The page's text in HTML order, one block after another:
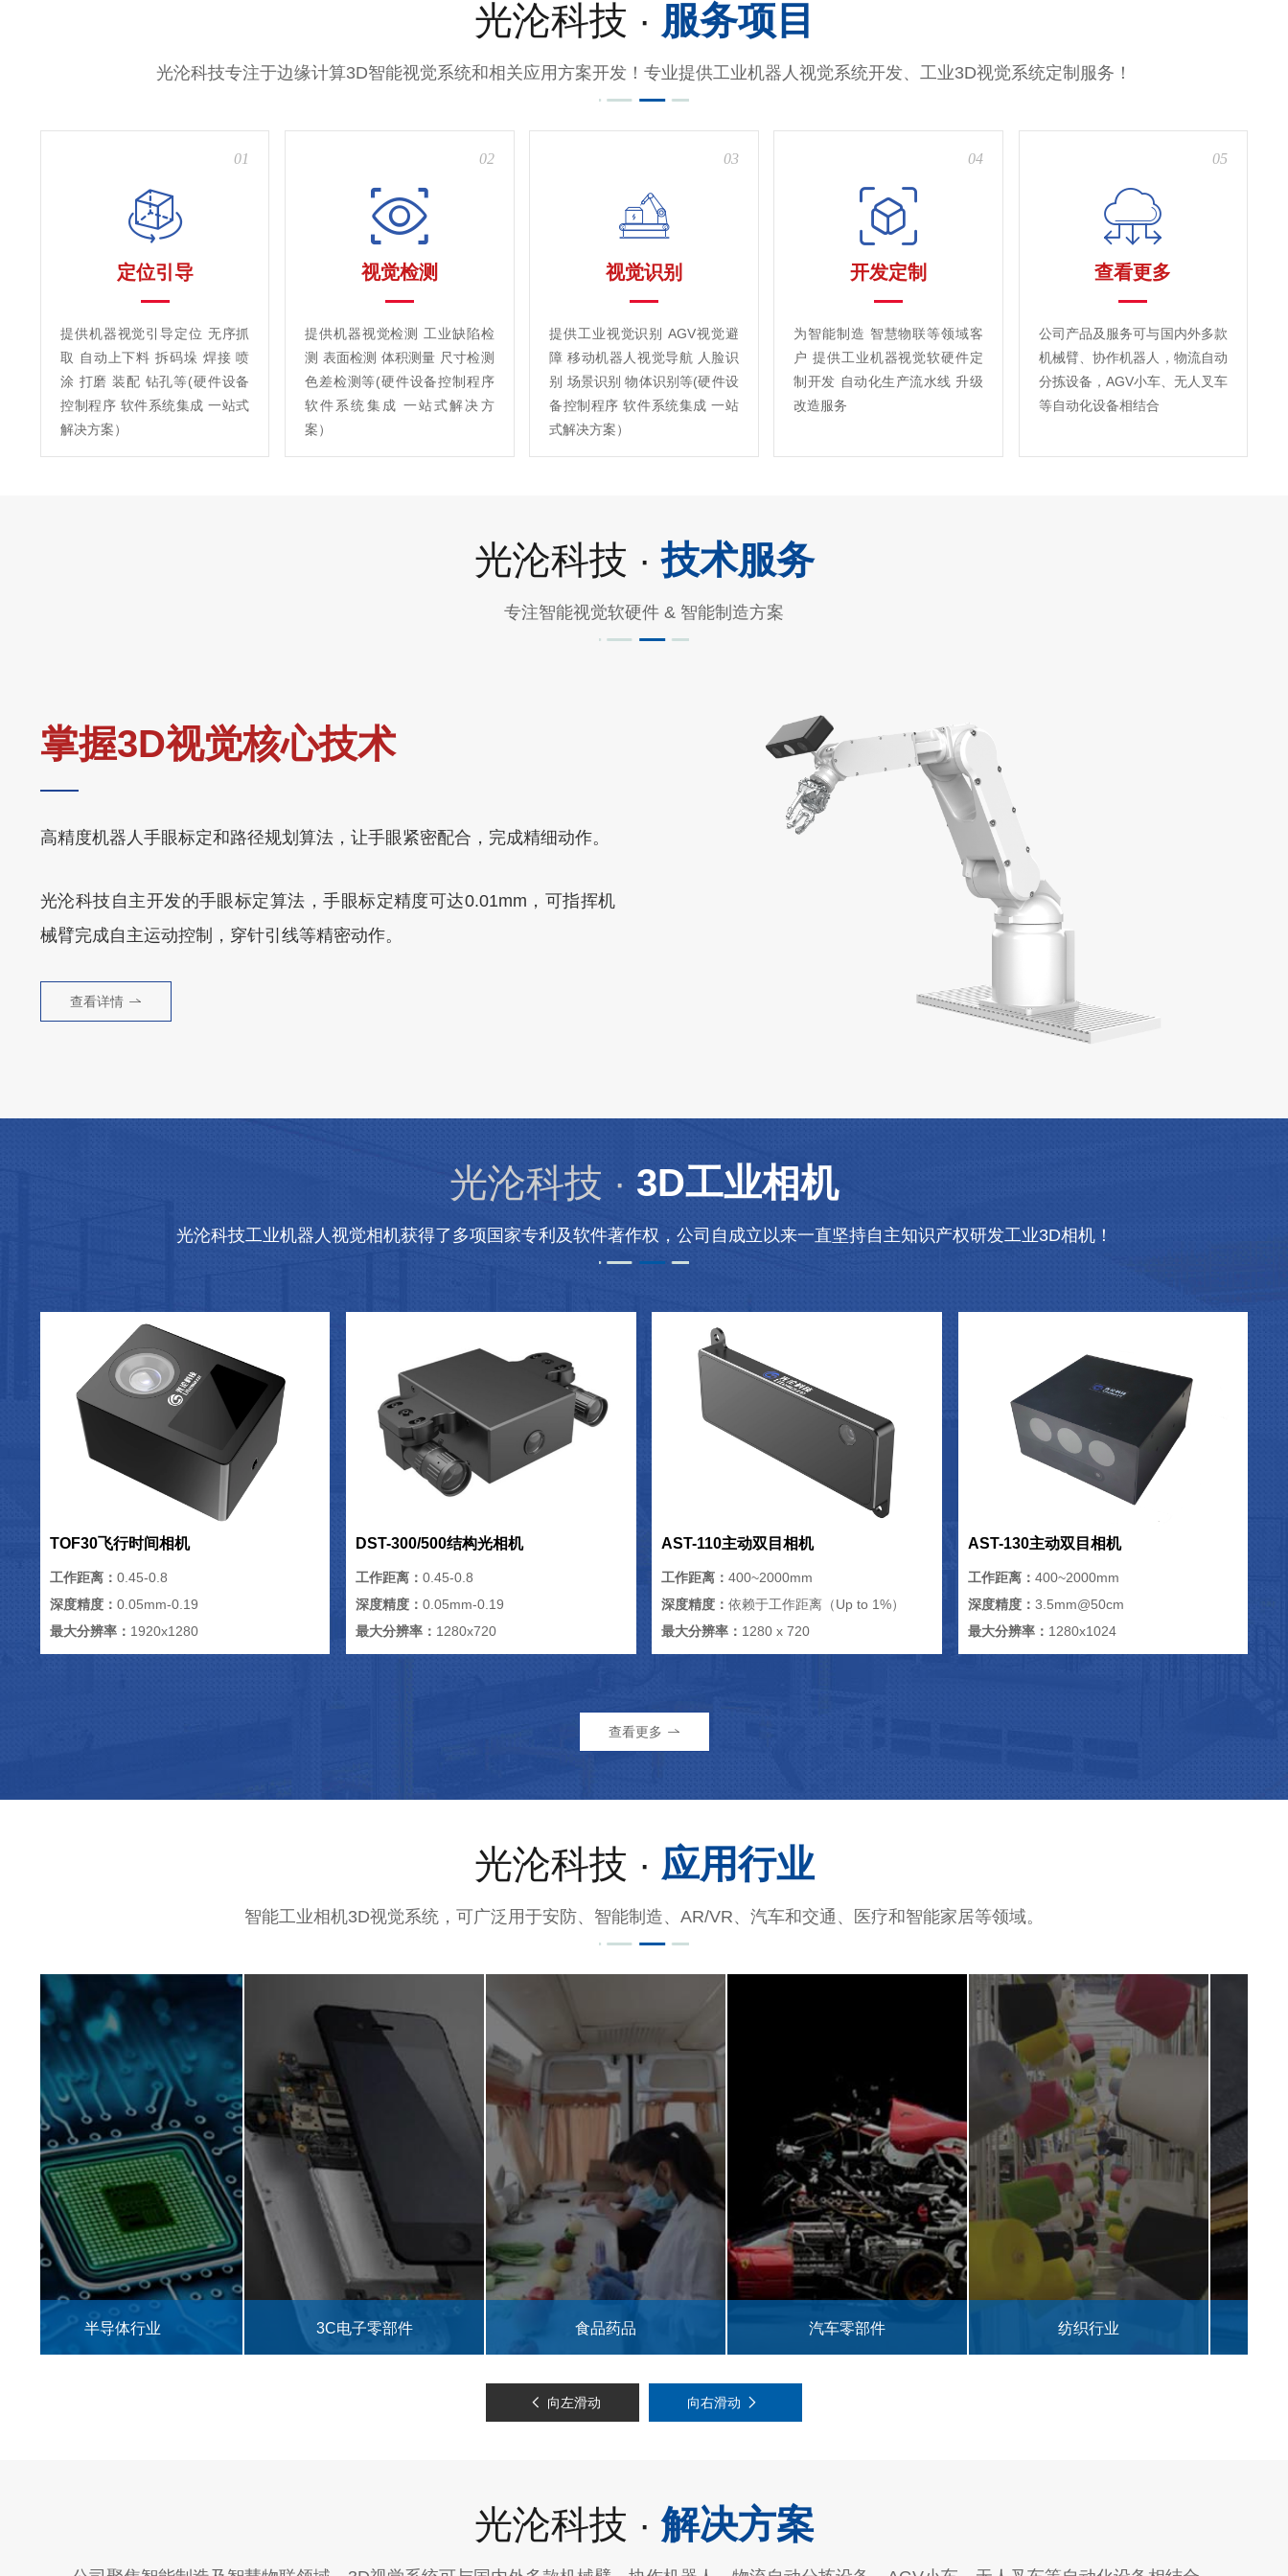
光沦科技 · 服务项目
光沦科技专注于边缘计算3D智能视觉系统和相关应用方案开发！专业提供工业机器人视觉系统开发、工业3D视觉系统定制服务！
01
定位引导
提供机器视觉引导定位 无序抓
取 自动上下料 拆码垛 焊接 喷
涂 打磨 装配 钻孔等(硬件设备
控制程序 软件系统集成 一站式
解决方案）
02
视觉检测
提供机器视觉检测 工业缺陷检
测 表面检测 体积测量 尺寸检测
色差检测等(硬件设备控制程序
软件系统集成 一站式解决方
案）
03
视觉识别
提供工业视觉识别 AGV视觉避
障 移动机器人视觉导航 人脸识
别 场景识别 物体识别等(硬件设
备控制程序 软件系统集成 一站
式解决方案）
04
开发定制
为智能制造 智慧物联等领域客
户 提供工业机器视觉软硬件定
制开发 自动化生产流水线 升级
改造服务
05
查看更多
公司产品及服务可与国内外多款
机械臂、协作机器人，物流自动
分拣设备，AGV小车、无人叉车
等自动化设备相结合
光沦科技 ·技术服务
专注智能视觉软硬件 & 智能制造方案
掌握3D视觉核心技术
高精度机器人手眼标定和路径规划算法，让手眼紧密配合，完成精细动作。
光沦科技自主开发的手眼标定算法，手眼标定精度可达0.01mm，可指挥机
械臂完成自主运动控制，穿针引线等精密动作。
查看详情
光沦科技 · 3D工业相机
光沦科技工业机器人视觉相机获得了多项国家专利及软件著作权，公司自成立以来一直坚持自主知识产权研发工业3D相机！
TOF30飞行时间相机
工作距离： 0.45-0.8
深度精度： 0.05mm-0.19
最大分辨率： 1920x1280
DST-300/500结构光相机
工作距离：0.45-0.8
深度精度：0.05mm-0.19
最大分辨率： 1280x720
AST-110主动双目相机
工作距离：400~2000mm
深度精度：依赖于工作距离（Up to 1%）
最大分辨率： 1280 x 720
AST-130主动双目相机
工作距离： 400~2000mm
深度精度： 3.5mm@50cm
最大分辨率： 1280x1024
查看更多
光沦科技 · 应用行业
智能工业相机3D视觉系统，可广泛用于安防、智能制造、AR/VR、汽车和交通、医疗和智能家居等领域。
3C电子零部件 食品药品 汽车零部件 纺织行业 皮革行业
向左滑动 向右滑动
光沦科技 ·解决方案